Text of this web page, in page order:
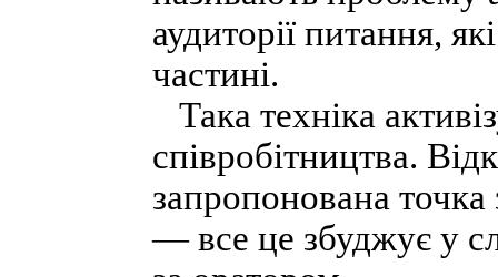
аудиторії питання,
частині.
Така техніка
співробітництва.
запропонована точка
— все це збуджує у